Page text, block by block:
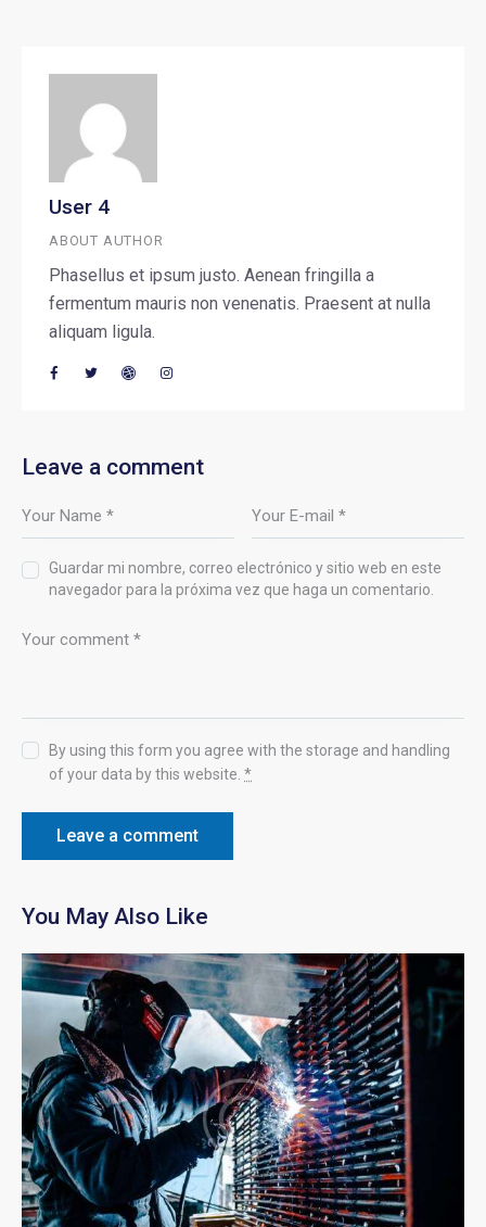
User 4
ABOUT AUTHOR
Phasellus et ipsum justo. Aenean fringilla a
fermentum mauris non venenatis. Praesent at nulla
aliquam ligula.
Leave a comment
Guardar mi nombre, correo electrónico y sitio web en este
navegador para la próxima vez que haga un comentario.
By using this form you agree with the storage and handling
of your data by this website.*
You May Also Like